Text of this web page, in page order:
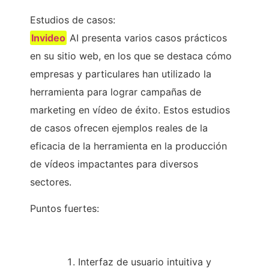
Estudios de casos:
Invideo AI presenta varios casos prácticos
en su sitio web, en los que se destaca cómo
empresas y particulares han utilizado la
herramienta para lograr campañas de
marketing en vídeo de éxito. Estos estudios
de casos ofrecen ejemplos reales de la
eficacia de la herramienta en la producción
de vídeos impactantes para diversos
sectores.
Puntos fuertes:
Interfaz de usuario intuitiva y